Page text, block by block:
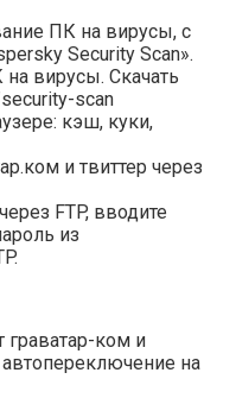
ПК на вирусы, с
Security Scan».
вирусы. Скачать
scan
кэш, куки,
и твиттер через
FTP, вводите
из
граватар-ком и
автопереключение на